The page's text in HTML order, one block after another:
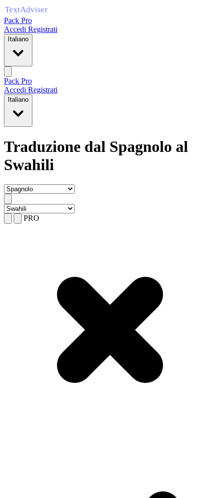
Pack Pro
Accedi Registrati
Italiano
Pack Pro
Accedi Registrati
Italiano
Traduzione dal Spagnolo al
Swahili
PRO